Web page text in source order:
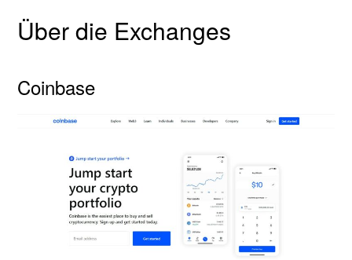
Über die Exchanges
Coinbase